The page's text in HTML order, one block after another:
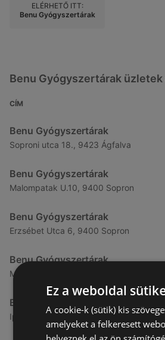
ELÉRHETŐ ITT:
Benu Gyógyszertárak
Benu Gyógyszertárak üzletek
CÍM
Benu Gyógyszertárak
Soproni utca 18., 9423 Ágfalva
Benu Gyógyszertárak
Malompatak U.10, 9400 Sopron
Benu Gyógyszertárak
Erzsébet Utca 6, 9400 Sopron
Benu Gyógyszertárak
Mátyás Király Utca 23, 9400 Sopron
Benu Gyógyszertárak
Ipar Körút 30, 9400 Sopron
Ez a weboldal
A cookie-k (sütik) kis
amelyeket a felkeresett